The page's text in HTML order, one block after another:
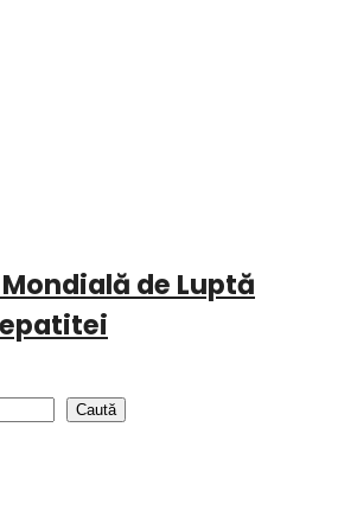
de Luptă
Caută